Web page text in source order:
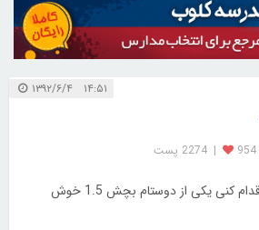
۱۴:۵۱ ۱۳۹۲/۶/۴
954
| 2274 پست
باید به نظر من زود تر اقدام کنی یکی از دوستام بچش 1.5 خوش